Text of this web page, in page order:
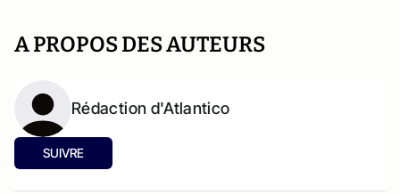
A PROPOS DES AUTEURS
Rédaction d'Atlantico
SUIVRE